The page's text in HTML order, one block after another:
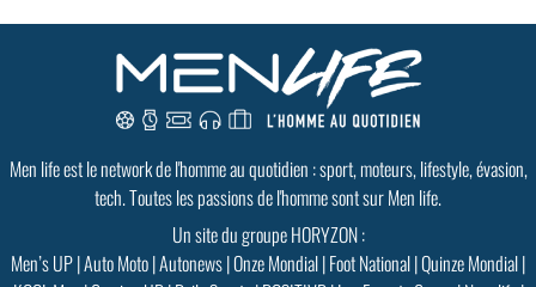
Men life est le network de l'homme au quotidien : sport, moteurs, lifestyle, évasion,
tech. Toutes les passions de l'homme sont sur Men life.
Un site du groupe HORYZON :
Men’s UP|Auto Moto|Autonews|Onze Mondial|Foot National|Quinze Mondial|